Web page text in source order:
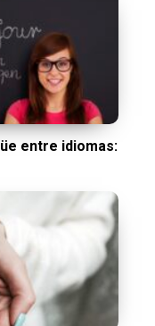
entre idiomas: